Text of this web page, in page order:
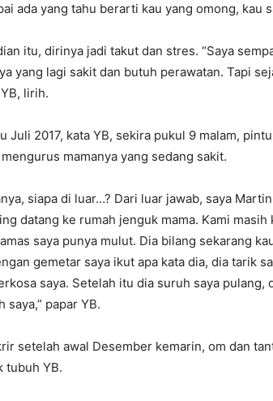
ada yang tahu berarti kau yang omong, kau
itu, dirinya jadi takut dan stres. “Saya
yang lagi sakit dan butuh perawatan. Tapi
lirih.
Juli 2017, kata YB, sekira pukul 9 malam,
mamanya yang sedang sakit.
siapa di luar…? Dari luar jawab, saya
datang ke rumah jenguk mama. Kami
saya punya mulut. Dia bilang sekarang
gemetar saya ikut apa kata dia, dia tarik
saya. Setelah itu dia suruh saya pulang,
saya,” papar YB.
setelah awal Desember kemarin, om dan
tubuh YB.